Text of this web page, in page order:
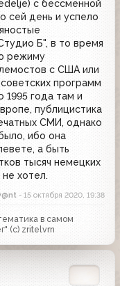
с бессменной
сей день и успело
Б", в то время
режиму
с США или
программ
1995 года там и
публицистика
СМИ, однако
ибо она
а быть
тысяч немецких
хотел.
- 15 октября 2020, 19:38
в самом
(с) zritelvrn